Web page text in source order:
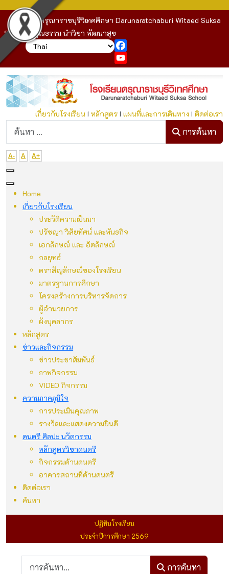
โรงเรียนดรุณาราชบุรีวิเทศศึกษา Darunaratchaburi Witaed Suksa
School : คุณธรรม นำวิชา พัฒนาสุข
YouTube
เกี่ยวกับโรงเรียนI หลักสูตรI แผนที่และการเดินทาง I ติดต่อเรา
ก
การค้นหา
A- A A+
Home
เกี่ยวกับโรงเรียน
ประวัติความเป็นมา
ปรัชญา วิสัยทัศน์ และพันธกิจ
เอกลักษณ์ และ อัตลักษณ์
กลยุทธ์
ตราสัญลักษณ์ของโรงเรียน
มาตรฐานการศึกษา
โครงสร้างการบริหารจัดการ
ผู้อำนวยการ
ผังบุคลากร
หลักสูตร
ข่าวและกิจกรรม
ข่าวประชาสัมพันธ์
ภาพกิจกรรม
VIDEO กิจกรรม
ความภาคภูมิใจ
การประเมินคุณภาพ
รางวัลและแสดงความยินดี
ดนตรี ศิลปะ นวัตกรรม
หลักสูตรวิชาดนตรี
กิจกรรมด้านดนตรี
อาคารสถานที่ด้านดนตรี
ติดต่อเรา
ค้นหา
ปฏิทินโรงเรียน
ประจำปีการศึกษา 2569
การค้นหา